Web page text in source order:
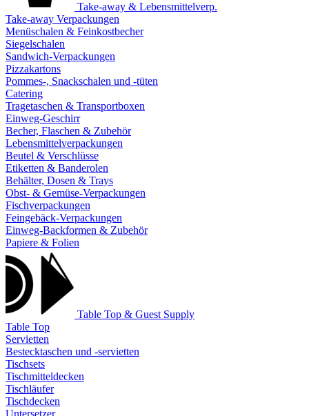
Take-away & Lebensmittelverp.
Take-away Verpackungen
Menüschalen & Feinkostbecher
Siegelschalen
Sandwich-Verpackungen
Pizzakartons
Pommes-, Snackschalen und -tüten
Catering
Tragetaschen & Transportboxen
Einweg-Geschirr
Becher, Flaschen & Zubehör
Lebensmittelverpackungen
Beutel & Verschlüsse
Etiketten & Banderolen
Behälter, Dosen & Trays
Obst- & Gemüse-Verpackungen
Fischverpackungen
Feingebäck-Verpackungen
Einweg-Backformen & Zubehör
Papiere & Folien
Table Top & Guest Supply
Table Top
Servietten
Bestecktaschen und -servietten
Tischsets
Tischmitteldecken
Tischläufer
Tischdecken